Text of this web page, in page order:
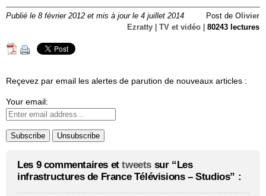
Publié le 8 février 2012 et mis à jour le 4 juillet 2014 Post de Olivier
Ezratty
TV et vidéo 80243 lectures
Reçevez par email les alertes de parution de nouveaux articles :
Your email:
Les 9 commentaires ettweets sur “Les
infrastructures de France Télévisions – Studios” :